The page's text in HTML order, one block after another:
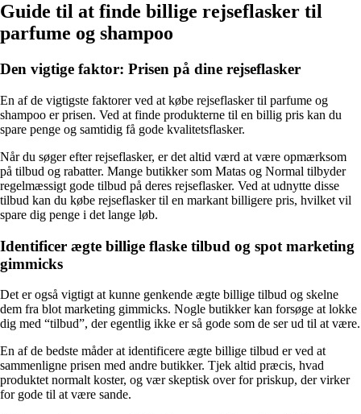
Guide til at finde billige rejseflasker til
parfume og shampoo
Den vigtige faktor: Prisen på dine rejseflasker
En af de vigtigste faktorer ved at købe rejseflasker til parfume og
shampoo er prisen. Ved at finde produkterne til en billig pris kan du
spare penge og samtidig få gode kvalitetsflasker.
Når du søger efter rejseflasker, er det altid værd at være opmærksom
på tilbud og rabatter. Mange butikker som Matas og Normal tilbyder
regelmæssigt gode tilbud på deres rejseflasker. Ved at udnytte disse
tilbud kan du købe rejseflasker til en markant billigere pris, hvilket vil
spare dig penge i det lange løb.
Identificer ægte billige flaske tilbud og spot marketing
gimmicks
Det er også vigtigt at kunne genkende ægte billige tilbud og skelne
dem fra blot marketing gimmicks. Nogle butikker kan forsøge at lokke
dig med “tilbud”, der egentlig ikke er så gode som de ser ud til at være.
En af de bedste måder at identificere ægte billige tilbud er ved at
sammenligne prisen med andre butikker. Tjek altid præcis, hvad
produktet normalt koster, og vær skeptisk over for priskup, der virker
for gode til at være sande.